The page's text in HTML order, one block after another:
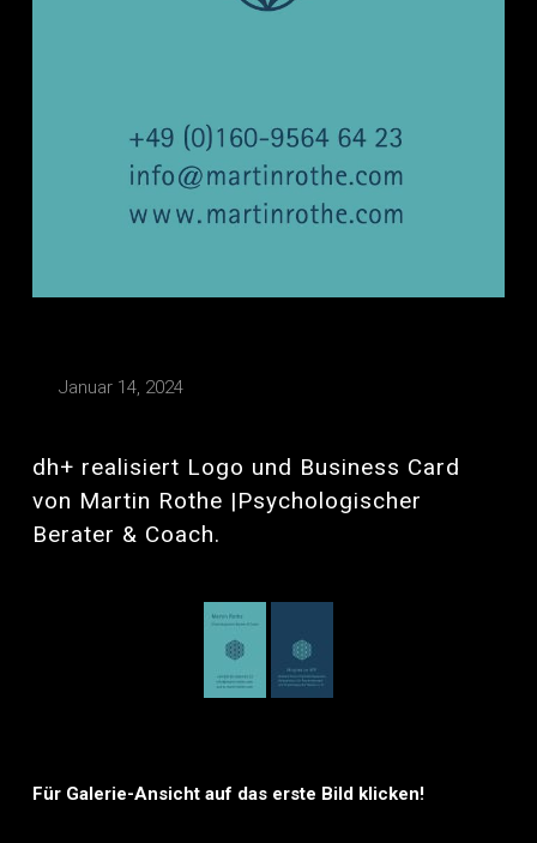
Januar 14, 2024
dh+ realisiert Logo und Business Card
von Martin Rothe |Psychologischer
Berater & Coach.
Für Galerie-Ansicht auf das erste Bild klicken!